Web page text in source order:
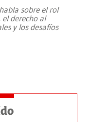
sobre el rol
derecho al
y los desafíos